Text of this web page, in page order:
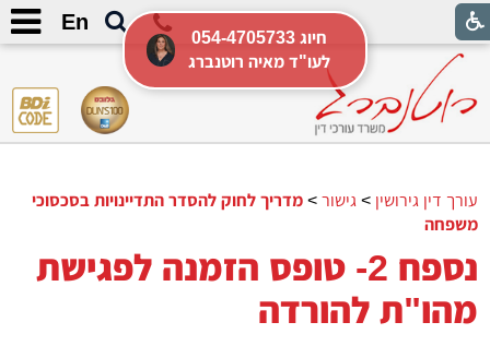
En
עורך דין גירושין > גישור >מדריך לחוק להסדר התדיינויות בסכסוכי
משפחה
נספח 2- טופס הזמנה לפגישת
מהו"ת להורדה
054-4705733 חיוג
לעו"ד מאיה רוטנברג